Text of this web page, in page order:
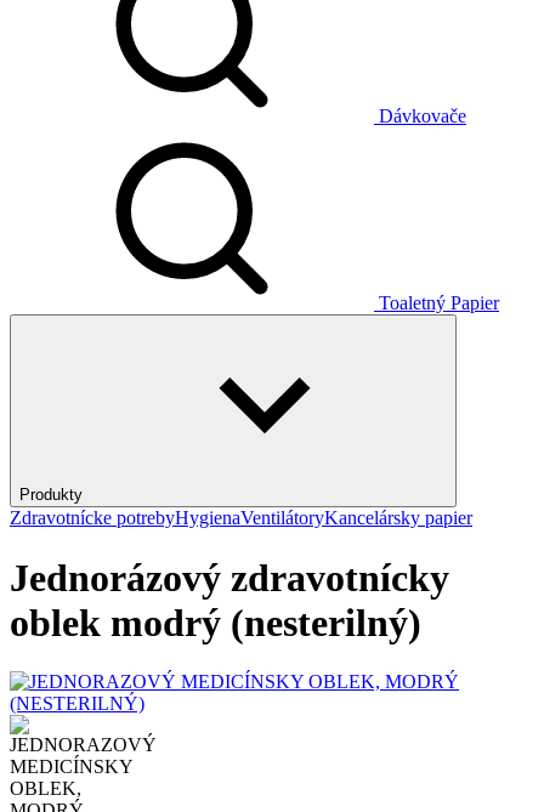
Dávkovače
Toaletný Papier
Produkty
Zdravotnícke potrebyHygienaVentilátoryKancelársky papier
Jednorázový zdravotnícky
oblek modrý (nesterilný)